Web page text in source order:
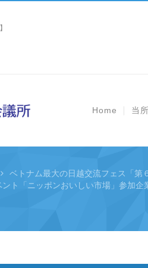
Home 当
ベトナム最大の日越交流フェス「第
ト「ニッポンおいしい市場」参加企